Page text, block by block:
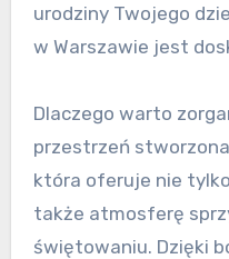
urodziny Twojego
w Warszawie jest
Dlaczego warto
przestrzeń
która oferuje nie
także atmosferę
świętowaniu. Dzięki